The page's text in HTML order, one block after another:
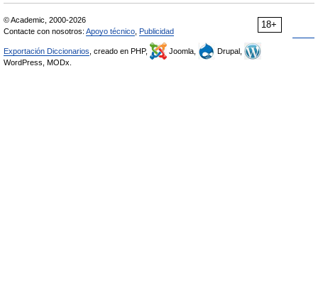
18+
© Academic, 2000-2026
Contacte con nosotros: Apoyo técnico Publicidad
Exportación Diccionarios , creado en PHP, Joomla,
Drupal,
WordPress, MODx.